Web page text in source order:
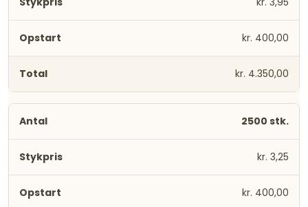
kr. 400,00
kr. 4.350,00
2500 stk.
kr. 3,25
kr. 400,00